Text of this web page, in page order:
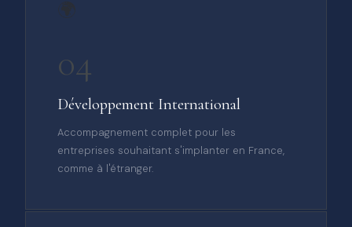
04
Développement International
Accompagnement complet pour les
entreprises souhaitant s'implanter en France,
comme à l'étranger.